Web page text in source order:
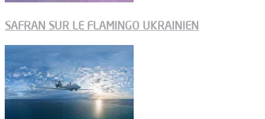
SAFRAN SUR LE FLAMINGO UKRAINIEN